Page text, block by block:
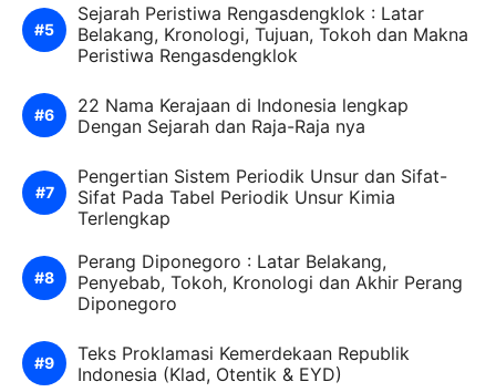
Sejarah Peristiwa Rengasdengklok : Latar
Belakang, Kronologi, Tujuan, Tokoh dan Makna
Peristiwa Rengasdengklok
22 Nama Kerajaan di Indonesia lengkap
Dengan Sejarah dan Raja-Raja nya
Pengertian Sistem Periodik Unsur dan Sifat-
Sifat Pada Tabel Periodik Unsur Kimia
Terlengkap
Perang Diponegoro : Latar Belakang,
Penyebab, Tokoh, Kronologi dan Akhir Perang
Diponegoro
Teks Proklamasi Kemerdekaan Republik
Indonesia (Klad, Otentik & EYD)